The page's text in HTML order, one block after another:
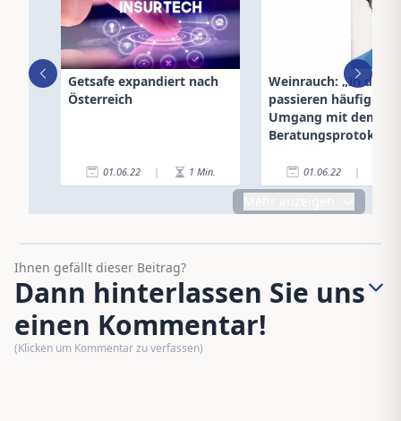
Getsafe expandiert nach
Österreich
01.06.22 | 1 Min.
Weinrauch: „In der
passieren häufig
Umgang mit dem
Beratungsprotokoll“
01.06.22 |
Ihnen gefällt dieser Beitrag?
Dann hinterlassen Sie uns
einen Kommentar!
(Klicken um Kommentar zu verfassen)